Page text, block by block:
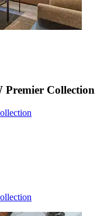
Premier Collection